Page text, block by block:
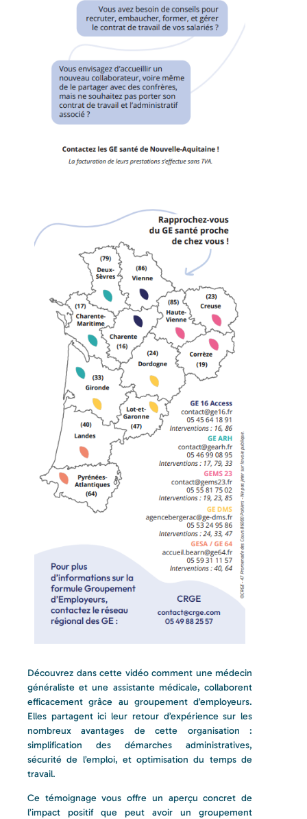
Découvrez dans cette vidéo comment une médecin
généraliste et une assistante médicale, collaborent
efficacement grâce au groupement d’employeurs.
Elles partagent ici leur retour d’expérience sur les
nombreux avantages de cette organisation :
simplification des démarches administratives,
sécurité de l’emploi, et optimisation du temps de
travail.
Ce témoignage vous offre un aperçu concret de
l’impact positif que peut avoir un groupement